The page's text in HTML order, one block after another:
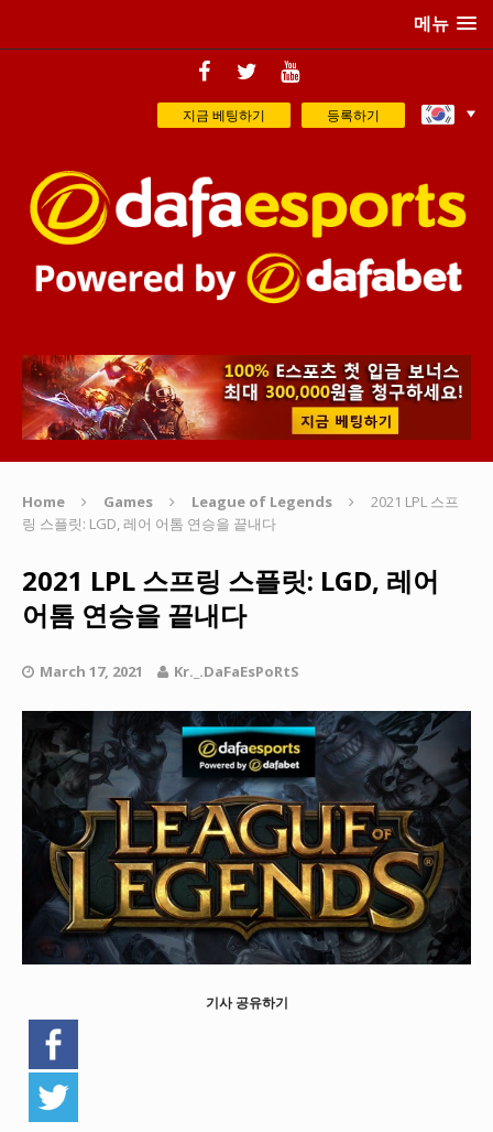
메뉴
지금 베팅하기 등록하기
Home Games League of Legends
2021 LPL 스프
링 스플릿: LGD, 레어 어톰 연승을 끝내다
2021 LPL 스프링 스플릿: LGD, 레어
어톰 연승을 끝내다
March 17, 2021 Kr._.DaFaEsPoRtS
기사 공유하기